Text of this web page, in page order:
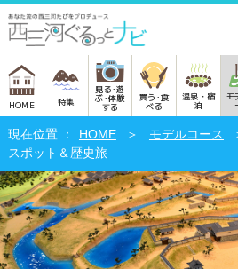
HOME 特集
見る･遊
ぶ･体験
する
買う･食
べる
温泉・宿
泊
モ
HOME モデルコース
スポット＆歴史旅